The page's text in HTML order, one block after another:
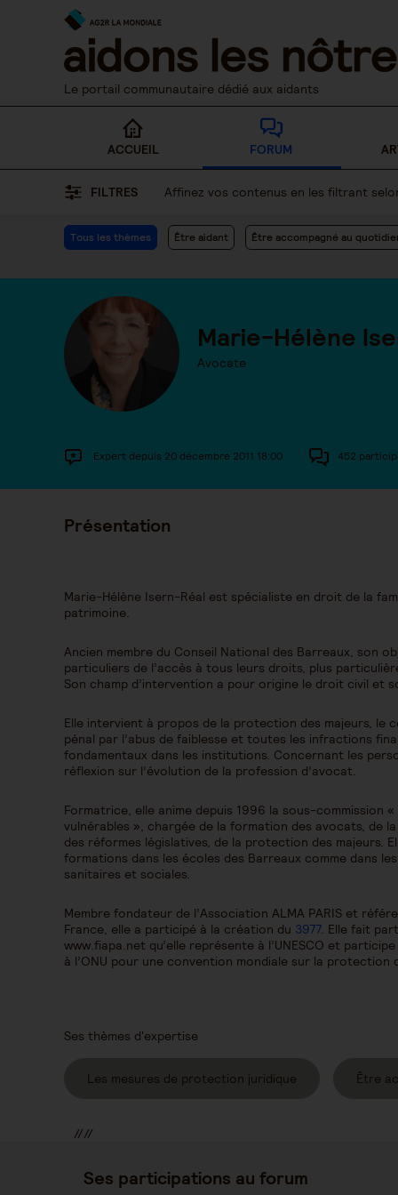
Le portail communautaire dédié aux aidants
ACCUEIL FORUM
FILTRES Affinez vos contenus en les filtrant
Tous les thèmes Être aidant Être accompagné au
Marie-Hélène
Avocate
Expert depuis 20 décembre 2011 18:00 452
Présentation
Marie-Hélène Isern-Réal est spécialiste en droit de la
patrimoine.
Ancien membre du Conseil National des Barreaux, son
particuliers de l’accès à tous leurs droits, plus
Son champ d’intervention a pour origine le droit civil et
Elle intervient à propos de la protection des majeurs, le
pénal par l’abus de faiblesse et toutes les infractions
fondamentaux dans les institutions. Concernant les
réflexion sur l’évolution de la profession d’avocat.
Formatrice, elle anime depuis 1996 la sous-commission
vulnérables », chargée de la formation des avocats, de
des réformes législatives, de la protection des majeurs.
formations dans les écoles des Barreaux comme dans
sanitaires et sociales.
Membre fondateur de l’Association ALMA PARIS et
France, elle a participé à la création du 3977. Elle fait
www.fiapa.net qu’elle représente à l’UNESCO et
à l’ONU pour une convention mondiale sur la protection
Ses thèmes d'expertise
Les mesures de protection juridique Être
////
Ses participations au forum